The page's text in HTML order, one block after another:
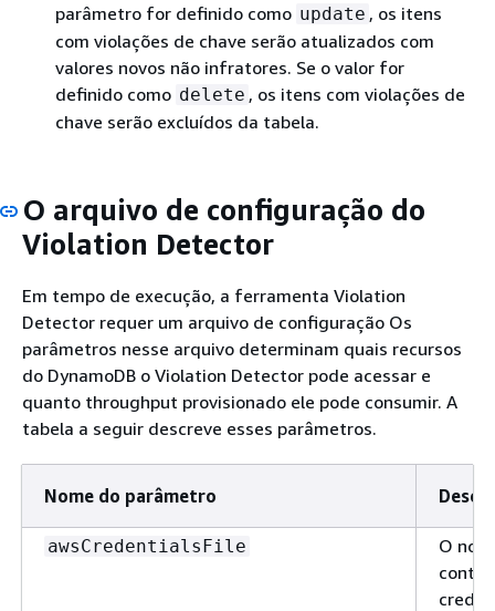
parâmetro for definido como update , os itens
com violações de chave serão atualizados com
valores novos não infratores. Se o valor for
definido como delete , os itens com violações de
chave serão excluídos da tabela.
O arquivo de configuração do
Violation Detector
Em tempo de execução, a ferramenta Violation
Detector requer um arquivo de configuração Os
parâmetros nesse arquivo determinam quais recursos
do DynamoDB o Violation Detector pode acessar e
quanto throughput provisionado ele pode consumir. A
tabela a seguir descreve esses parâmetros.
Nome do parâmetro
awsCredentialsFile
O